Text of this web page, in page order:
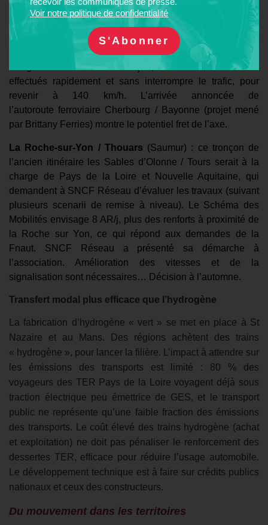
Voir notre politique de confidentialité
Alençon le Mans
: L’Etat s’est engagé à financer le
renouvellement des voies. Selon l’Association des
Usagers TER le Mans / Alençon, les travaux doivent être
effectués rapidement et sans interrompre le trafic, pour
revenir à 140 km/h. L’arrivée annoncée de
l’autoroute ferroviaire Cherbourg / Bayonne (projet mené
par Brittany Ferries) montre le potentiel fret de l’axe.
La Roche-sur-Yon / Thouars (Saumur) : ce tronçon de
l’ancien itinéraire les Sables d’Olonne / Tours serait à la
charge de Pays de la Loire et Nouvelle Aquitaine, qui
demandent à SNCF Réseau d’évaluer les travaux (suivant
plusieurs scenarii de remise à niveau). Le Schéma des
Mobilités envisage 8 AR/j, plus des renforts à proximité de
la Roche sur Yon, ce qui répond aux demandes de la
Fnaut. SNCF Réseau a présenté sa démarche à
l’association. Amélioration des vitesses et de la
signalisation sont nécessaires… Décision à l’automne.
Transfert modal plus efficace que l’hydrogène
La fabrication d’hydrogène « vert » se met en place à St
Nazaire et au Mans. Des régions achètent des trains
« hydrogène », pour lancer la filière. L’impact à attendre sur
les émissions des transports est limité : 80 % des
voyageurs des TER Pays de la Loire voyagent déjà sous
traction électrique peu émettrice de GES, et le transport
public ne représente qu’une faible fraction des émissions
des transports. Le coût élevé des trains hydrogène (achat
et exploitation) ne doit pas pénaliser le renforcement des
dessertes TER, efficace pour réduire l’usage automobile.
Le développement technique est à faire sur crédits publics
nationaux et ceux des constructeurs.
Du mouvement dans les territoires